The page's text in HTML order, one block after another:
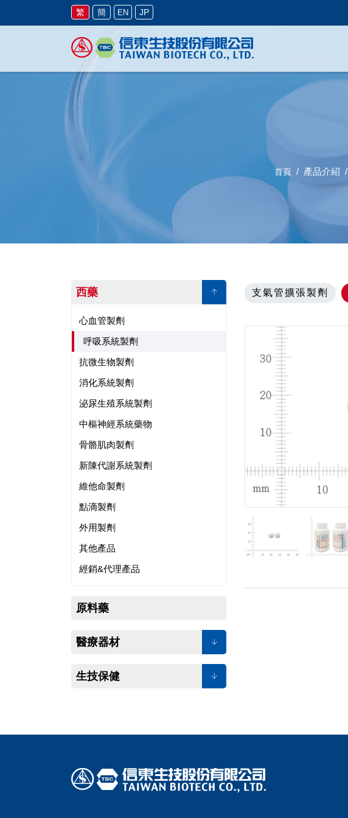
繁 簡 EN JP
首頁 產品介紹
西藥
心血管製劑
呼吸系統製劑
抗微生物製劑
消化系統製劑
泌尿生殖系統製劑
中樞神經系統藥物
骨骼肌肉製劑
新陳代謝系統製劑
維他命製劑
點滴製劑
外用製劑
其他產品
經銷&代理產品
原料藥
醫療器材
生技保健
支氣管擴張製劑